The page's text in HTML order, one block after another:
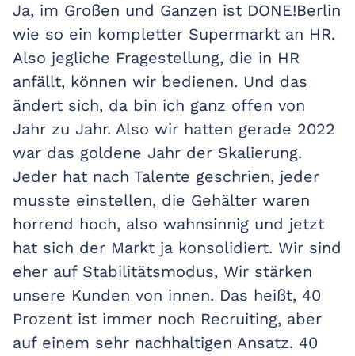
Ja, im Großen und Ganzen ist DONE!Berlin
wie so ein kompletter Supermarkt an HR.
Also jegliche Fragestellung, die in HR
anfällt, können wir bedienen. Und das
ändert sich, da bin ich ganz offen von
Jahr zu Jahr. Also wir hatten gerade 2022
war das goldene Jahr der Skalierung.
Jeder hat nach Talente geschrien, jeder
musste einstellen, die Gehälter waren
horrend hoch, also wahnsinnig und jetzt
hat sich der Markt ja konsolidiert. Wir sind
eher auf Stabilitätsmodus, Wir stärken
unsere Kunden von innen. Das heißt, 40
Prozent ist immer noch Recruiting, aber
auf einem sehr nachhaltigen Ansatz. 40